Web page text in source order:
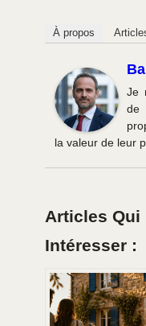
À propos
Je
de
la valeur de leur
Articles Qui
Intéresser :